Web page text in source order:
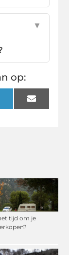
tijd om je
▼
op:
Email